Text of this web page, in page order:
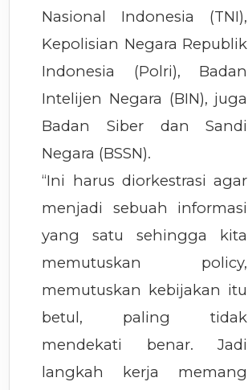
Nasional Indonesia (TNI),
Kepolisian Negara Republik
Indonesia (Polri), Badan
Intelijen Negara (BIN), juga
Badan Siber dan Sandi
Negara (BSSN).
“Ini harus diorkestrasi agar
menjadi sebuah informasi
yang satu sehingga kita
memutuskan policy,
memutuskan kebijakan itu
betul, paling tidak
mendekati benar. Jadi
langkah kerja memang